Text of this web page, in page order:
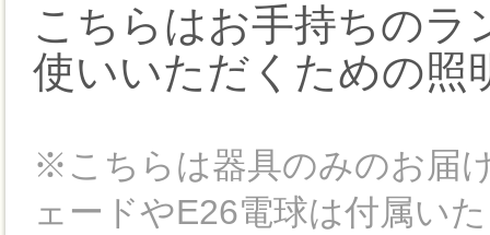
こちらはお手持ちの
使いいただくための照
※こちらは器具のみのお届
ェードやE26電球は付属い